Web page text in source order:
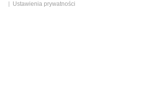
Ustawienia prywatności